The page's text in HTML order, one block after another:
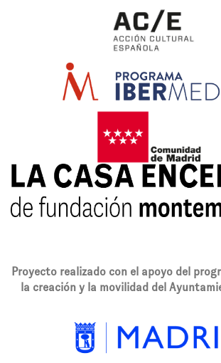
Proyecto realizado con el apoyo del
la creación y la movilidad del